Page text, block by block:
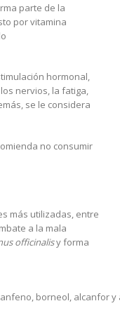
parte de la
por vitamina
hormonal,
nervios, la fatiga,
se le considera
no consumir
más utilizadas, entre
a la mala
officinalisy forma
borneol, alcanfor y